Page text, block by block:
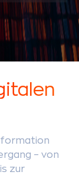
– von
zur